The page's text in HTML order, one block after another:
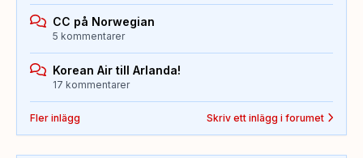
CC på Norwegian
5 kommentarer
Korean Air till Arlanda!
17 kommentarer
Fler inlägg Skriv ett inlägg i forumet